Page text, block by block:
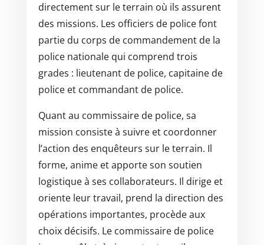
directement sur le terrain où ils assurent
des missions. Les officiers de police font
partie du corps de commandement de la
police nationale qui comprend trois
grades : lieutenant de police, capitaine de
police et commandant de police.
Quant au commissaire de police, sa
mission consiste à suivre et coordonner
l’action des enquêteurs sur le terrain. Il
forme, anime et apporte son soutien
logistique à ses collaborateurs. Il dirige et
oriente leur travail, prend la direction des
opérations importantes, procède aux
choix décisifs. Le commissaire de police